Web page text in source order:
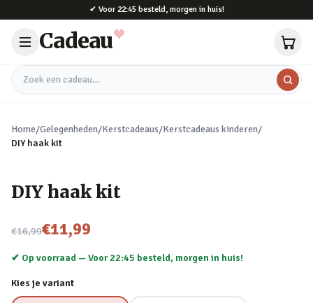
✔ Voor 22:45 besteld, morgen in huis!
Cadeau
Zoek een cadeau
Home/Gelegenheden/Kerstcadeaus/Kerstcadeaus kinderen/
DIY haak kit
DIY haak kit
€16,99
Nu voor€11,99
✔ Op voorraad —Voor 22:45 besteld, morgen in huis!
Kies je variant